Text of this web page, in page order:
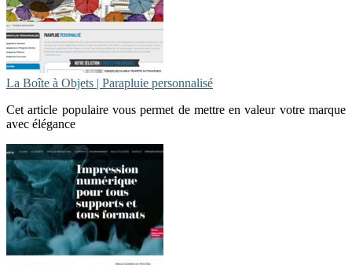
La Boîte à Objets | Parapluie personnalisé
Cet article populaire vous permet de mettre en valeur votre marque
avec élégance